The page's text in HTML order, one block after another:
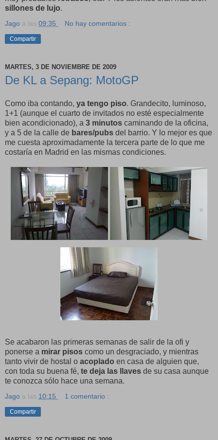
sillones de lujo.
Jago a las 09:35 No hay comentarios :
Compartir
MARTES, 3 DE NOVIEMBRE DE 2009
De KL a Sepang: MotoGP
Como iba contando, ya tengo piso. Grandecito, luminoso,
1+1 (aunque el cuarto de invitados no esté especialmente
bien acondicionado), a 3 minutos caminando de la oficina,
y a 5 de la calle de bares/pubs del barrio. Y lo mejor es que
me cuesta aproximadamente la tercera parte de lo que me
costaría en Madrid en las mismas condiciones.
Se acabaron las primeras semanas de salir de la ofi y
ponerse a mirar pisos como un desgraciado, y mientras
tanto vivir de hostal o acoplado en casa de alguien que,
con toda su buena fé, te deja las llaves de su casa aunque
te conozca sólo hace una semana.
Jago a las 10:15 1 comentario :
Compartir